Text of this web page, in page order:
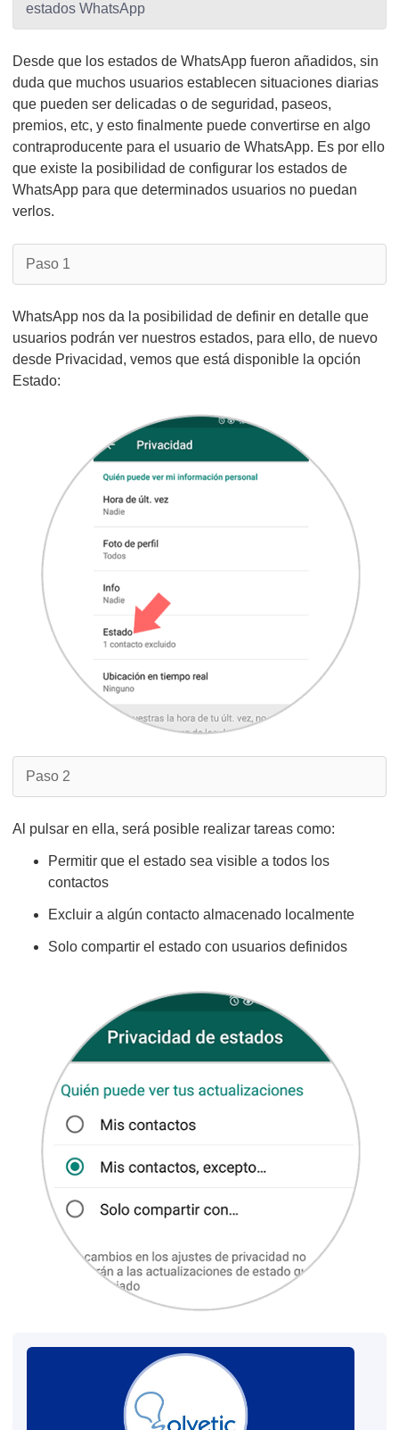
estados WhatsApp
Desde que los estados de WhatsApp fueron añadidos, sin
duda que muchos usuarios establecen situaciones diarias
que pueden ser delicadas o de seguridad, paseos,
premios, etc, y esto finalmente puede convertirse en algo
contraproducente para el usuario de WhatsApp. Es por ello
que existe la posibilidad de configurar los estados de
WhatsApp para que determinados usuarios no puedan
verlos.
Paso 1
WhatsApp nos da la posibilidad de definir en detalle que
usuarios podrán ver nuestros estados, para ello, de nuevo
desde Privacidad, vemos que está disponible la opción
Estado:
Paso 2
Al pulsar en ella, será posible realizar tareas como:
Permitir que el estado sea visible a todos los
contactos
Excluir a algún contacto almacenado localmente
Solo compartir el estado con usuarios definidos